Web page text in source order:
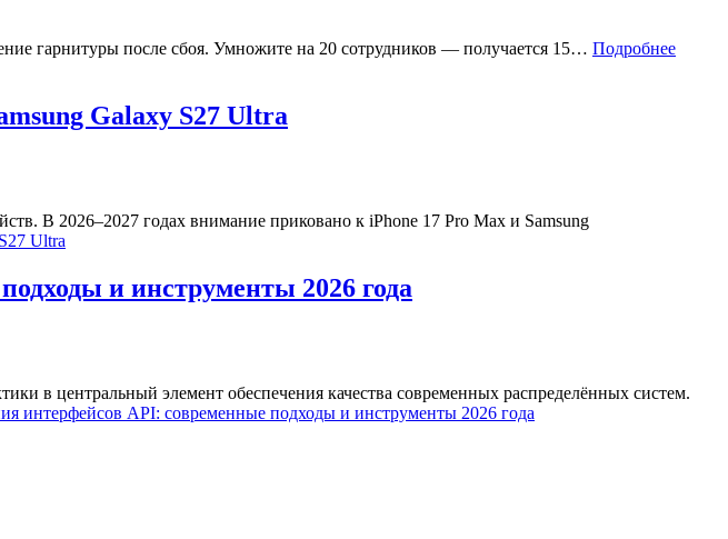
гарнитуры после сбоя. Умножите на 20 сотрудников — получается 15… Подробнее
Galaxy S27 Ultra
В 2026–2027 годах внимание приковано к iPhone 17 Pro Max и Samsung
Ultra
и инструменты 2026 года
в центральный элемент обеспечения качества современных распределённых систем.
интерфейсов API: современные подходы и инструменты 2026 года